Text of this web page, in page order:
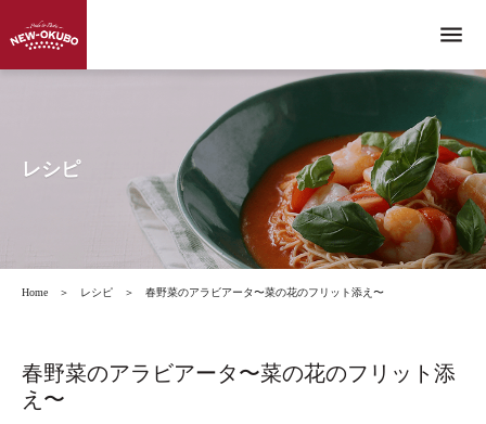
menu
レシピ
Home ＞ レシピ ＞ 春野菜のアラビアータ〜菜の花のフリット添え〜
春野菜のアラビアータ〜菜の花のフリット添
え〜